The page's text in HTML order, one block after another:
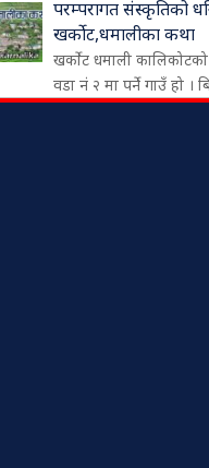
परम्परागत संस्कृतिको
खर्कोट,धमालीका कथा
खर्कोट धमाली
वडा नं २ मा पर्ने गाउँ हो ।